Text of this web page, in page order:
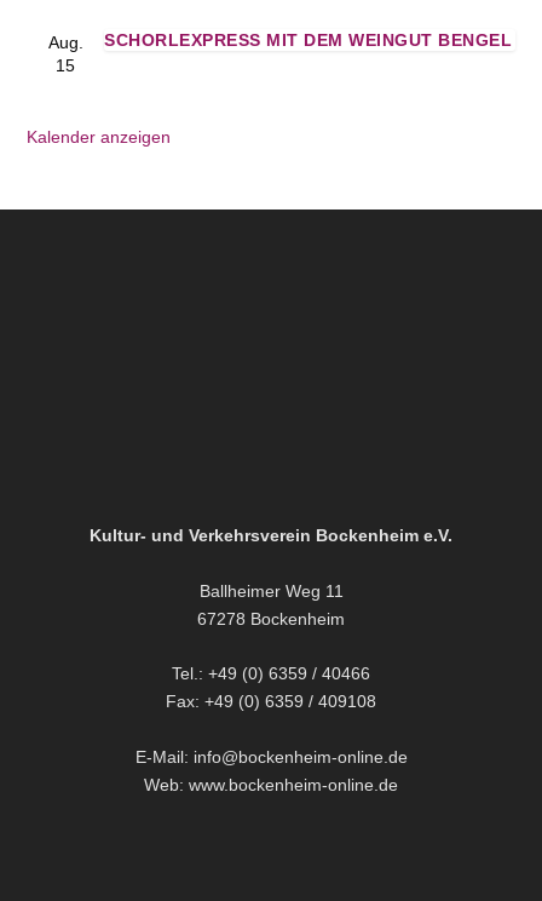
Aug.
15
SCHORLEXPRESS MIT DEM WEINGUT BENGEL
Kalender anzeigen
Kultur- und Verkehrsverein Bockenheim e.V.
Ballheimer Weg 11
67278 Bockenheim
Tel.: +49 (0) 6359 / 40466
Fax: +49 (0) 6359 / 409108
E-Mail: info@bockenheim-online.de
Web: www.bockenheim-online.de